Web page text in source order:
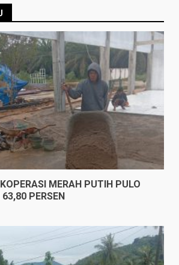
MERAH PUTIH PULO
PERSEN